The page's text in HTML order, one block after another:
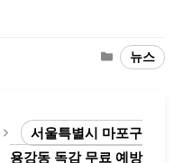
Categories
뉴스
서울특별시 마포구
용강동 독감 무료 예방